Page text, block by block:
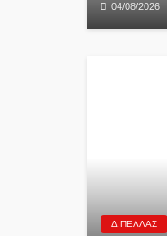
04/08/2026
Δ.ΠΈΛΛΑΣ